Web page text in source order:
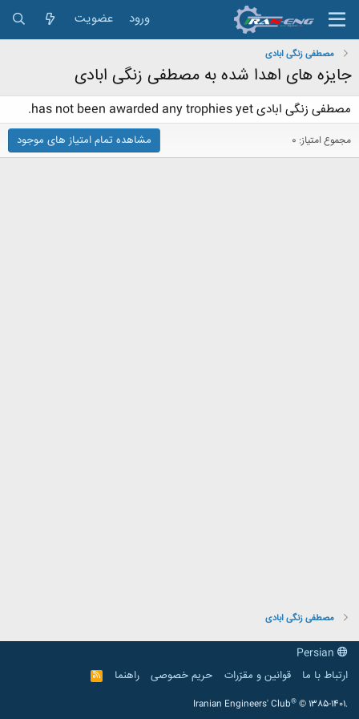
ورود عضویت
مصطفی زنگی ابادی
جایزه های اهدا شده به مصطفی زنگی ابادی
مصطفی زنگی ابادی has not been awarded any trophies yet.
مجموع امتیاز: 0 مشاهده تمام امتیاز های موجود
مصطفی زنگی ابادی
ارتباط با ما
قوانین و مقرّرات حریم خصوصی راهنما
R
S
Iranian Engineers' Club® © 1385-1401.